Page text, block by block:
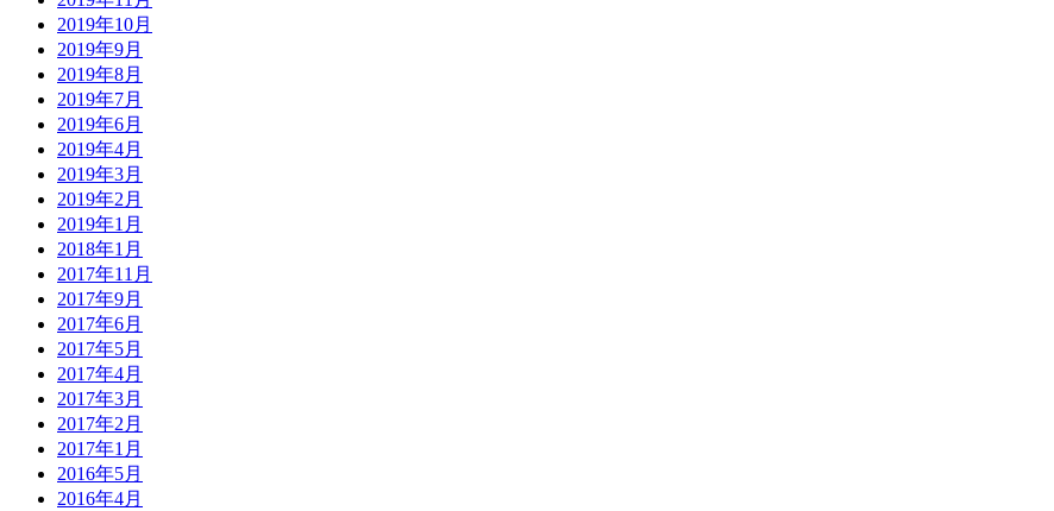
2019年10月
2019年9月
2019年8月
2019年7月
2019年6月
2019年4月
2019年3月
2019年2月
2019年1月
2018年1月
2017年11月
2017年9月
2017年6月
2017年5月
2017年4月
2017年3月
2017年2月
2017年1月
2016年5月
2016年4月